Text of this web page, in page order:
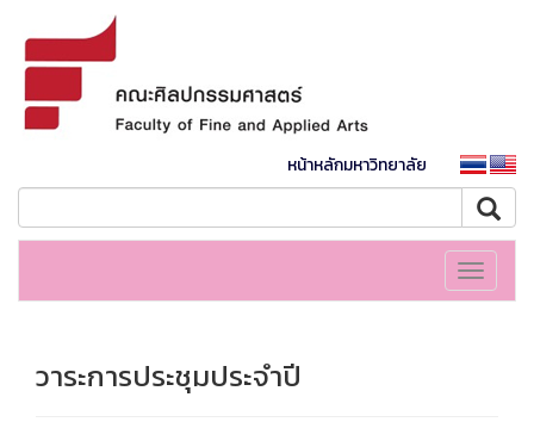
หน้าหลักมหาวิทยาลัย
Toggle
วาระการประชุมประจำปี